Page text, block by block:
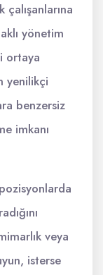
yönetim
ortaya
yenilikçi
benzersiz
imkanı
veya
isterse